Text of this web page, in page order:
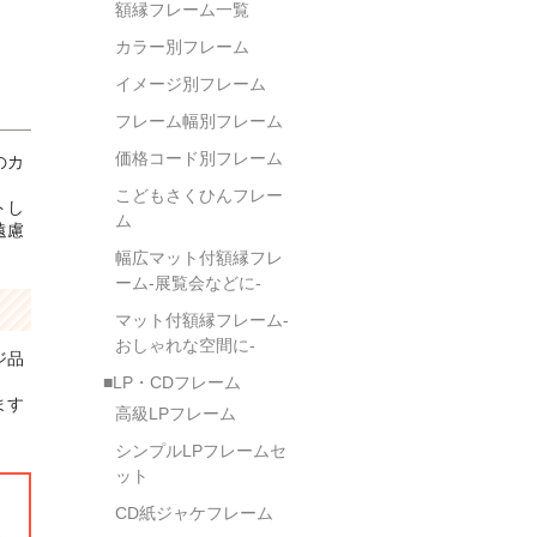
カ
し
慮
品
す
額縁フレーム一覧
カラー別フレーム
イメージ別フレーム
フレーム幅別フレーム
価格コード別フレーム
こどもさくひんフレー
ム
幅広マット付額縁フレ
ーム-展覧会などに-
マット付額縁フレーム-
おしゃれな空間に-
■LP・CDフレーム
高級LPフレーム
シンプルLPフレームセ
ット
CD紙ジャケフレーム